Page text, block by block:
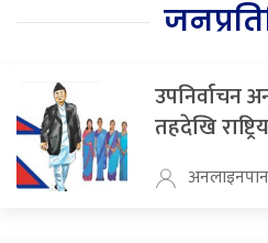
उपनिर्वाचन
तहदेखि